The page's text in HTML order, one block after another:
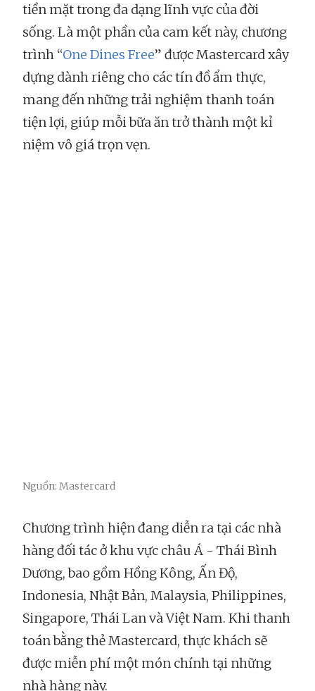
tiền mặt trong đa dạng lĩnh vực của đời
sống. Là một phần của cam kết này, chương
trình “One Dines Free” được Mastercard xây
dựng dành riêng cho các tín đồ ẩm thực,
mang đến những trải nghiệm thanh toán
tiện lợi, giúp mỗi bữa ăn trở thành một kỉ
niệm vô giá trọn vẹn.
Nguồn: Mastercard
Chương trình hiện đang diễn ra tại các nhà
hàng đối tác ở khu vực châu Á - Thái Bình
Dương, bao gồm Hồng Kông, Ấn Độ,
Indonesia, Nhật Bản, Malaysia, Philippines,
Singapore, Thái Lan và Việt Nam. Khi thanh
toán bằng thẻ Mastercard, thực khách sẽ
được miễn phí một món chính tại những
nhà hàng này.